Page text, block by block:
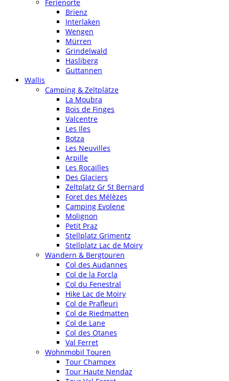
Ferienorte
Brienz
Interlaken
Wengen
Mürren
Grindelwald
Hasliberg
Guttannen
Wallis
Camping & Zeltplätze
La Moubra
Bois de Finges
Valcentre
Les Iles
Botza
Les Neuvilles
Arpille
Les Rocailles
Des Glaciers
Zeltplatz Gr St Bernard
Foret des Mélèzes
Camping Evolene
Molignon
Petit Praz
Stellplatz Grimentz
Stellplatz Lac de Moiry
Wandern & Bergtouren
Col des Audannes
Col de la Forcla
Col du Fenestral
Hike Lac de Moiry
Col de Prafleuri
Col de Riedmatten
Col de Lane
Col des Otanes
Val Ferret
Wohnmobil Touren
Tour Champex
Tour Haute Nendaz